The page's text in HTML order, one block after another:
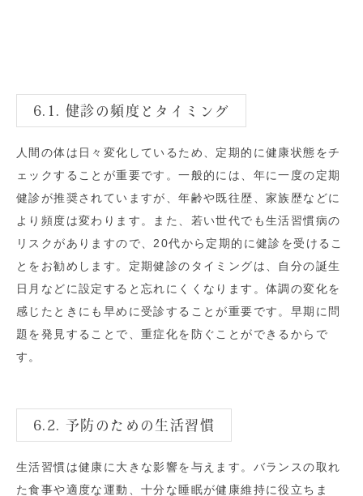
6.1. 健診の頻度とタイミング
人間の体は日々変化しているため、定期的に健康状態をチ
ェックすることが重要です。一般的には、年に一度の定期
健診が推奨されていますが、年齢や既往歴、家族歴などに
より頻度は変わります。また、若い世代でも生活習慣病の
リスクがありますので、20代から定期的に健診を受けるこ
とをお勧めします。定期健診のタイミングは、自分の誕生
日月などに設定すると忘れにくくなります。体調の変化を
感じたときにも早めに受診することが重要です。早期に問
題を発見することで、重症化を防ぐことができるからで
す。
6.2. 予防のための生活習慣
生活習慣は健康に大きな影響を与えます。バランスの取れ
た食事や適度な運動、十分な睡眠が健康維持に役立ちま